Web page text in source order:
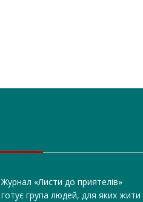
Журнал «Листи до приятелів»
готує група людей, для яких жити